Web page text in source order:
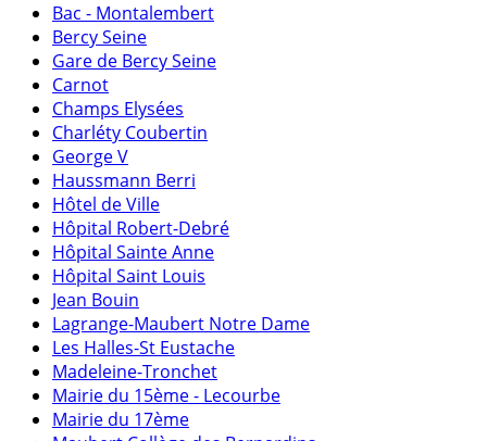
Bac - Montalembert
Bercy Seine
Gare de Bercy Seine
Carnot
Champs Elysées
Charléty Coubertin
George V
Haussmann Berri
Hôtel de Ville
Hôpital Robert-Debré
Hôpital Sainte Anne
Hôpital Saint Louis
Jean Bouin
Lagrange-Maubert Notre Dame
Les Halles-St Eustache
Madeleine-Tronchet
Mairie du 15ème - Lecourbe
Mairie du 17ème